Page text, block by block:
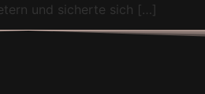
und sicherte sich […]